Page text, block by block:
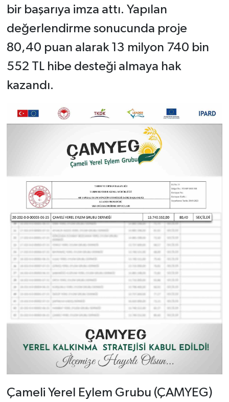
bir başarıya imza attı. Yapılan
değerlendirme sonucunda proje
80,40 puan alarak 13 milyon 740 bin
552 TL hibe desteği almaya hak
kazandı.
Çameli Yerel Eylem Grubu (ÇAMYEG)